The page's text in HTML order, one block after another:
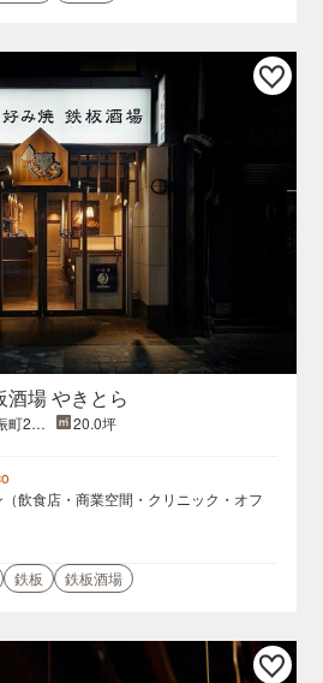
酒場 やきとら
町23
20.0坪
（飲食店・商業空間・クリニック・オフ
鉄板 鉄板酒場